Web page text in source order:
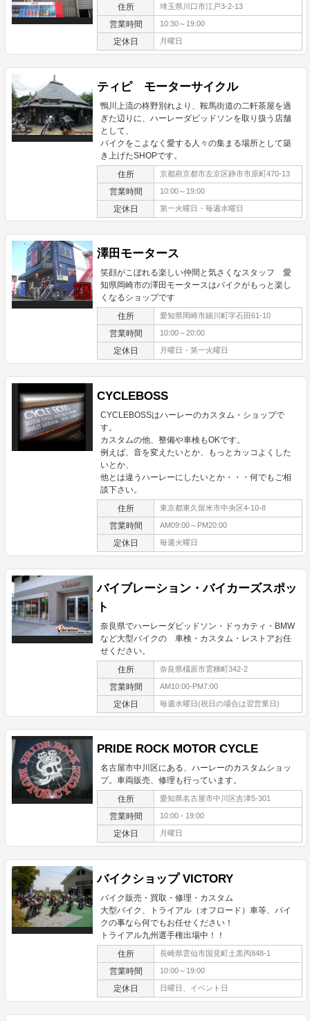
住所 埼玉県川口市江戸3-2-13
営業時間 10:30～19:00
定休日 月曜日
ティピ モーターサイクル
鴨川上流の柊野別れより、鞍馬街道の二軒茶屋を過
ぎた辺りに、ハーレーダビッドソンを取り扱う店舗
として、
バイクをこよなく愛する人々の集まる場所として築
き上げたSHOPです。
住所 京都府京都市左京区静市市原町470-13
営業時間 10:00～19:00
定休日 第一火曜日・毎週水曜日
澤田モータース
笑顔がこぼれる楽しい仲間と気さくなスタッフ 愛
知県岡崎市の澤田モータースはバイクがもっと楽し
くなるショップです
住所 愛知県岡崎市細川町字石田61-10
営業時間 10:00～20:00
定休日 月曜日・第一火曜日
CYCLEBOSS
CYCLEBOSSはハーレーのカスタム・ショップで
す。
カスタムの他、整備や車検もOKです。
例えば、音を変えたいとか、もっとカッコよくした
いとか、
他とは違うハーレーにしたいとか・・・何でもご相
談下さい。
住所 東京都東久留米市中央区4-10-8
営業時間 AM09:00～PM20:00
定休日 毎週火曜日
バイブレーション・バイカーズスポッ
ト
奈良県でハーレーダビッドソン・ドゥカティ・BMW
など大型バイクの 車検・カスタム・レストアお任
せください。
住所 奈良県橿原市雲梯町342-2
営業時間 AM10:00-PM7:00
定休日 毎週水曜日(祝日の場合は翌営業日)
PRIDE ROCK MOTOR CYCLE
名古屋市中川区にある、ハーレーのカスタムショッ
プ。車両販売、修理も行っています。
住所 愛知県名古屋市中川区吉津5-301
営業時間 10:00 - 19:00
定休日 月曜日
バイクショップ VICTORY
バイク販売・買取・修理・カスタム
大型バイク、トライアル（オフロード）車等、バイ
クの事なら何でもお任せください！
トライアル九州選手権出場中！！
住所 長崎県雲仙市国見町土黒丙848-1
営業時間 10:00～19:00
定休日 日曜日、イベント日